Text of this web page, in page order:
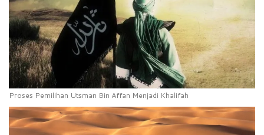
Proses Pemilihan Utsman Bin Affan Menjadi Khalifah